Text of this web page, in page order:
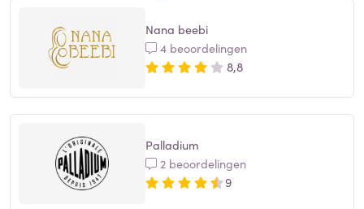
Nana beebi
4 beoordelingen
8,8
Palladium
2 beoordelingen
9